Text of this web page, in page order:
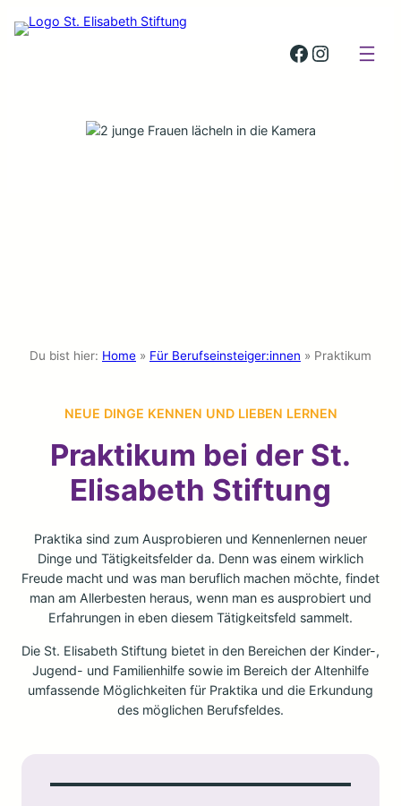
St. Elisabeth Stiftung auf Facebook
St. Elisabeth Stiftung auf
Du bist hier: Home » Für Berufseinsteiger:innen » Praktikum
NEUE DINGE KENNEN UND LIEBEN LERNEN
Praktikum bei der St.
Elisabeth Stiftung
Praktika sind zum Ausprobieren und Kennenlernen neuer
Dinge und Tätigkeitsfelder da. Denn was einem wirklich
Freude macht und was man beruflich machen möchte, findet
man am Allerbesten heraus, wenn man es ausprobiert und
Erfahrungen in eben diesem Tätigkeitsfeld sammelt.
Die St. Elisabeth Stiftung bietet in den Bereichen der Kinder-,
Jugend- und Familienhilfe sowie im Bereich der Altenhilfe
umfassende Möglichkeiten für Praktika und die Erkundung
des möglichen Berufsfeldes.